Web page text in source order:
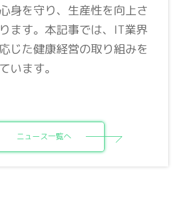
身を守り、生産性を向上さ
ます。本記事では、IT業界
じた健康経営の取り組みを
います。
ニュース一覧へ